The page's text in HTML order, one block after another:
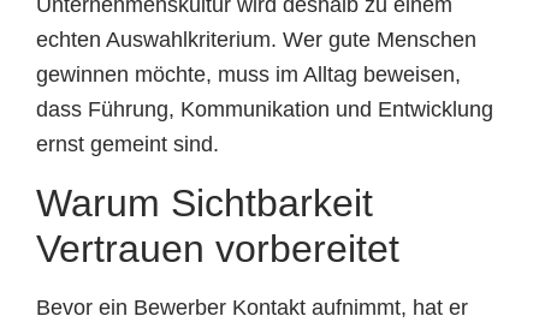
Unternehmenskultur wird deshalb zu einem
echten Auswahlkriterium. Wer gute Menschen
gewinnen möchte, muss im Alltag beweisen,
dass Führung, Kommunikation und Entwicklung
ernst gemeint sind.
Warum Sichtbarkeit
Vertrauen vorbereitet
Bevor ein Bewerber Kontakt aufnimmt, hat er